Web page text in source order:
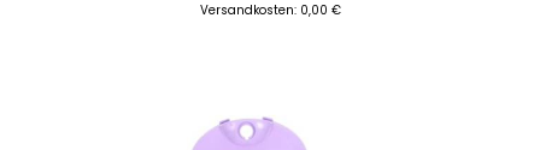
Versandkosten: 0,00 €